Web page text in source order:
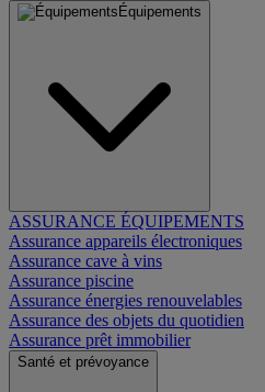
Équipements
ASSURANCE ÉQUIPEMENTS
Assurance appareils électroniques
Assurance cave à vins
Assurance piscine
Assurance énergies renouvelables
Assurance des objets du quotidien
Assurance prêt immobilier
Santé et prévoyance